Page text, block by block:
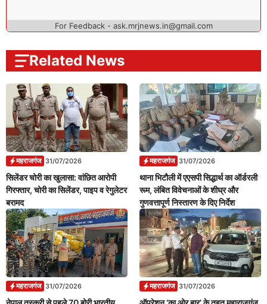
For Feedback - ask.mrjnews.in@gmail.com
Related News
महराजगंज 31/07/2026
सिलेंडर चोरी का खुलासा: वांछित आरोपी
गिरफ्तार, चोरी का सिलेंडर, पाइप व रेगुलेटर
बरामद
महराजगंज 31/07/2026
थाना भिटौली में एएसपी सिद्धार्थ का ऑर्डरली
रूम, लंबित विवेचनाओं के शीघ्र और
गुणवत्तापूर्ण निस्तारण के दिए निर्देश
महराजगंज 31/07/2026 महराजगंज 31/07/2026